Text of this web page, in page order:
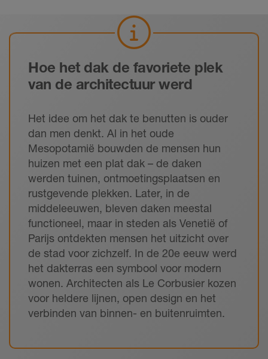
Hoe het dak de favoriete plek
van de architectuur werd
Het idee om het dak te benutten is ouder
dan men denkt. Al in het oude
Mesopotamië bouwden de mensen hun
huizen met een plat dak – de daken
werden tuinen, ontmoetingsplaatsen en
rustgevende plekken. Later, in de
middeleeuwen, bleven daken meestal
functioneel, maar in steden als Venetië of
Parijs ontdekten mensen het uitzicht over
de stad voor zichzelf. In de 20e eeuw werd
het dakterras een symbool voor modern
wonen. Architecten als Le Corbusier kozen
voor heldere lijnen, open design en het
verbinden van binnen- en buitenruimten.